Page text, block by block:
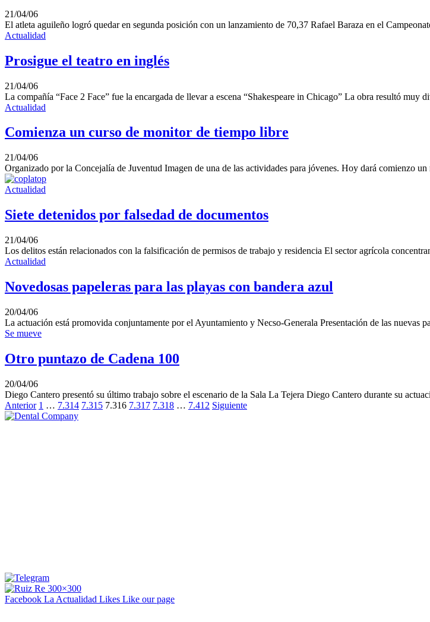
21/04/06
El atleta aguileño logró quedar en segunda posición con un lanzamiento de 70,37 Rafael Baraza en el
Actualidad
Prosigue el teatro en inglés
21/04/06
La compañía “Face 2 Face” fue la encargada de llevar a escena “Shakespeare in Chicago” La obra resultó
Actualidad
Comienza un curso de monitor de tiempo libre
21/04/06
Organizado por la Concejalía de Juventud Imagen de una de las actividades para jóvenes. Hoy dará comienzo
Actualidad
Siete detenidos por falsedad de documentos
21/04/06
Los delitos están relacionados con la falsificación de permisos de trabajo y residencia El sector agrícola
Actualidad
Novedosas papeleras para las playas con bandera azul
20/04/06
La actuación está promovida conjuntamente por el Ayuntamiento y Necso-Generala Presentación de las nuevas
Se mueve
Otro puntazo de Cadena 100
20/04/06
Diego Cantero presentó su último trabajo sobre el escenario de la Sala La Tejera Diego Cantero durante su
Anterior 1 … 7.314 7.315 7.316 7.317 7.318 … 7.412 Siguiente
Facebook La Actualidad Likes Like our page